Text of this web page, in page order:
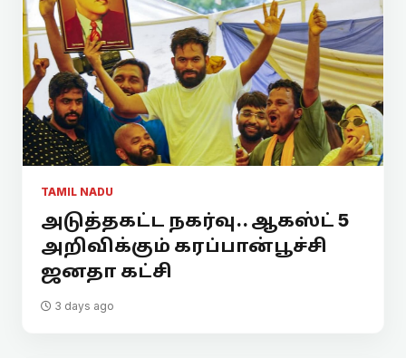
TAMIL NADU
அடுத்தகட்ட நகர்வு.. ஆகஸ்ட் 5
அறிவிக்கும் கரப்பான்பூச்சி
ஜனதா கட்சி
3 days ago